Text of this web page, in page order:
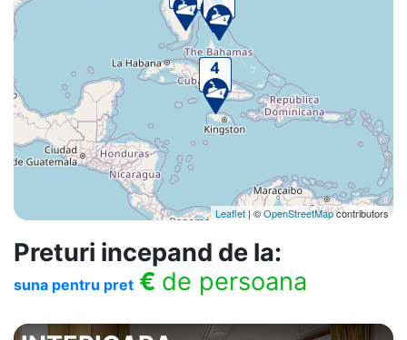
Leaflet | ©OpenStreetMapcontributors
Preturi incepand de la:
suna pentru pret € de persoana